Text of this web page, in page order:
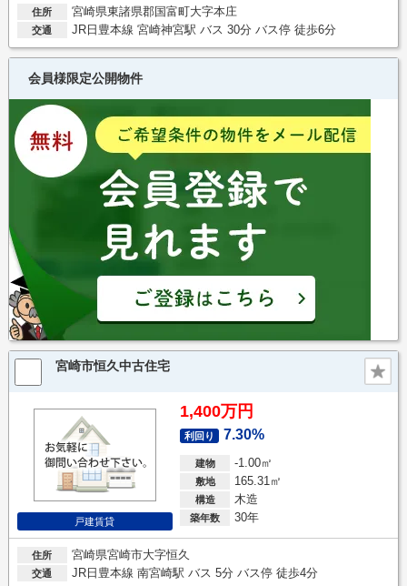
住所 宮崎県東諸県郡国富町大字本庄
交通 JR日豊本線 宮崎神宮駅 バス 30分 バス停 徒歩6分
会員様限定公開物件
宮崎市恒久中古住宅
戸建賃貸
1,400万円
利回り 7.30%
建物 -1.00㎡
敷地 165.31㎡
構造 木造
築年数 30年
住所 宮崎県宮崎市大字恒久
交通 JR日豊本線 南宮崎駅 バス 5分 バス停 徒歩4分